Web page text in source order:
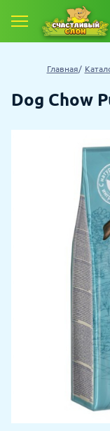
Главная
Dog Chow